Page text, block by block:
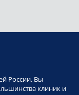
России. Вы
клиник и